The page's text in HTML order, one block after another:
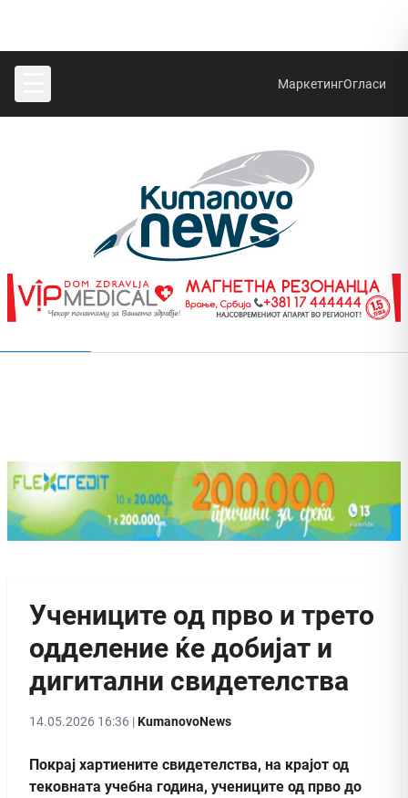
МаркетингОгласи
Учениците од прво и трето
одделение ќе добијат и
дигитални свидетелства
14.05.2026 16:36 |KumanovoNews
Покрај хартиените свидетелства, на крајот од
тековната учебна година, учениците од прво до